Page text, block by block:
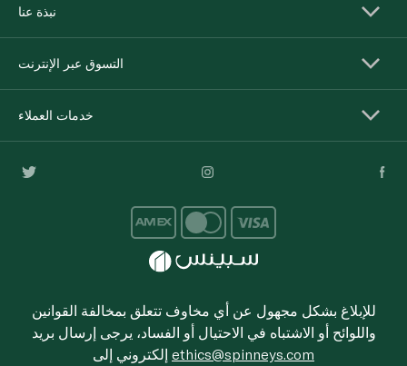
نبذة عنا
التسوق عبر الإنترنت
خدمات العملاء
للإبلاغ بشكل مجهول عن أي مخاوف تتعلق بمخالفة القوانين
واللوائح أو الاشتباه في الاحتيال أو الفساد، يرجى إرسال بريد
ethics@spinneys.com